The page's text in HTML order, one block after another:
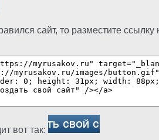
сайт, то разместите
вот так: